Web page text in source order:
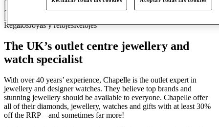
RegalosJoyas y relojesRelojes
The UK’s outlet centre jewellery and
watch specialist
With over 40 years’ experience, Chapelle is the outlet expert in
jewellery and designer watches. They believe top brands and
stunning jewellery should be available to everyone. Chapelle offer
all of their diamonds, jewellery, watches and gifts with at least 30%
off the RRP – and sometimes far more!